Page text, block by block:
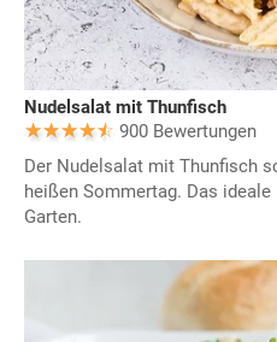
Nudelsalat mit Thunfisch
900 Bewertungen
Der Nudelsalat mit Thunfisch
heißen Sommertag. Das
Garten.